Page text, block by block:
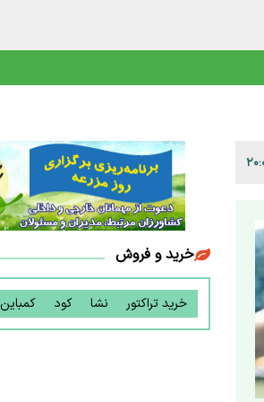
خرید و فروش
خرید تراکتور نشا کود کمباین